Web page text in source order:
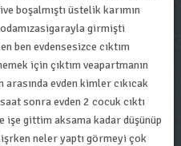
boşalmıştı üstelik karımın
girmişti
ben evdensesizce cıktım
için çıktım veapartmanın
evden kimler cıkıcak
sonra evden 2 cocuk cıktı
gittim aksama kadar düşünüp
neler yaptı görmeyi çok